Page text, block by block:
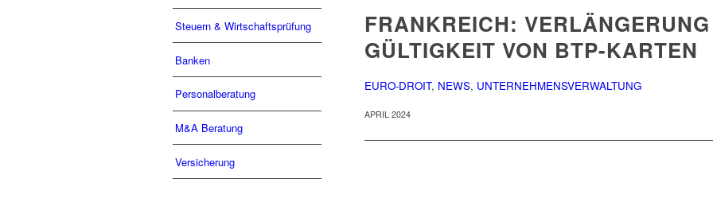
Steuern & Wirtschaftsprüfung
Banken
Personalberatung
M&A Beratung
Versicherung
FRANKREICH:
GÜLTIGKEIT VON BTP-KARTEN
EURO-DROIT, NEWS, UNTERNEHMENSVERWALTUNG
APRIL 2024